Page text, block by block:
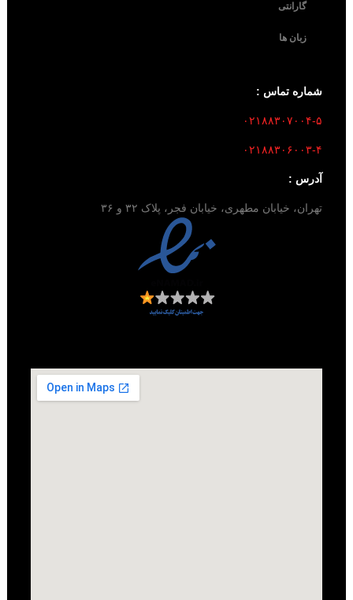
گارانتی
زبان ها
شماره تماس :
۰۲۱۸۸۳۰۷۰۰۴-۵
۰۲۱۸۸۳۰۶۰۰۳-۴
آدرس :
تهران، خیابان مطهری، خیابان فجر، پلاک ۳۲ و ۳۶